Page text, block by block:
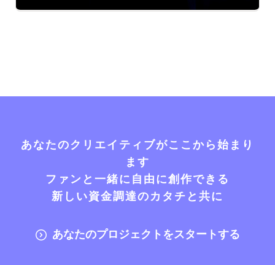
あなたのクリエイティブがここから始まり
ます
ファンと一緒に自由に創作できる
新しい資金調達のカタチと共に
あなたのプロジェクトをスタートする